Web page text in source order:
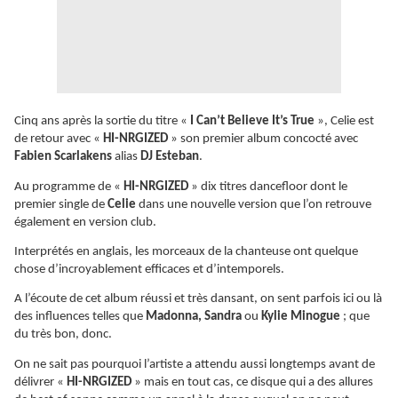
Cinq ans après la sortie du titre « I Can’t Believe It’s True », Celie est
de retour avec « HI-NRGIZED » son premier album concocté avec
Fabien Scarlakens alias DJ Esteban.
Au programme de « HI-NRGIZED » dix titres dancefloor dont le
premier single de Celie dans une nouvelle version que l’on retrouve
également en version club.
Interprétés en anglais, les morceaux de la chanteuse ont quelque
chose d’incroyablement efficaces et d’intemporels.
A l’écoute de cet album réussi et très dansant, on sent parfois ici ou là
des influences telles que Madonna, Sandra ou Kylie Minogue ; que
du très bon, donc.
On ne sait pas pourquoi l’artiste a attendu aussi longtemps avant de
délivrer « HI-NRGIZED » mais en tout cas, ce disque qui a des allures